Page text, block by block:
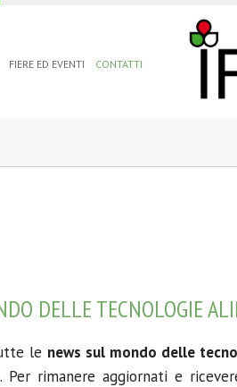
FIERE ED EVENTI CONTATTI
DELLE TECNOLOGIE
le news sul mondo delle
Per rimanere aggiornati e